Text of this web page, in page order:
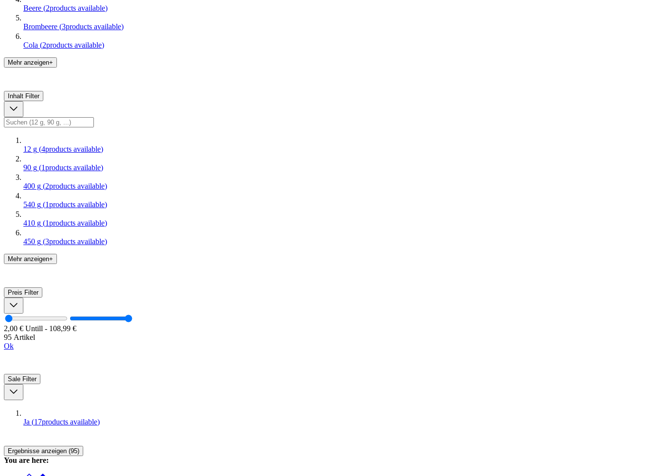
Beere (2products available)
Brombeere (3products available)
Cola (2products available)
Mehr anzeigen+
Inhalt Filter
12 g (4products available)
90 g (1products available)
400 g (2products available)
540 g (1products available)
410 g (1products available)
450 g (3products available)
Mehr anzeigen+
Preis Filter
2,00 € Untill - 108,99 €
95 Artikel
Ok
Sale Filter
Ja (17products available)
Ergebnisse anzeigen (95)
You are here: